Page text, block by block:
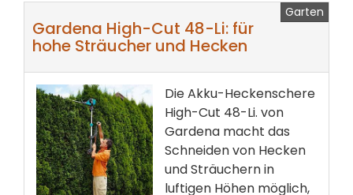
Garten
Gardena High-Cut 48-Li: für
hohe Sträucher und Hecken
Die Akku-Heckenschere
High-Cut 48-Li. von
Gardena macht das
Schneiden von Hecken
und Sträuchern in
luftigen Höhen möglich,